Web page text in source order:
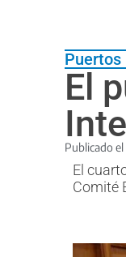
Puertos
El
Publicado el
El
Comité